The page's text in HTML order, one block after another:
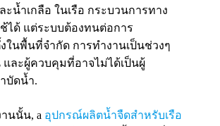
น้ำเกลือ ในเรือ กระบวนการทาง
ได้ แต่ระบบต้องทนต่อการ
ในพื้นที่จำกัด การทำงานเป็นช่วงๆ
ละผู้ควบคุมที่อาจไม่ได้เป็นผู้
บัดน้ำ.
นนั้น, a อุปกรณ์ผลิตน้ำจืดสำหรับเรือ